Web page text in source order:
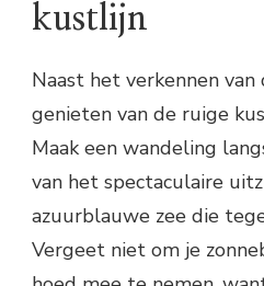
kustlijn
Naast het verkennen
genieten van de ruige
Maak een wandeling
van het spectaculaire
azuurblauwe zee die
Vergeet niet om je